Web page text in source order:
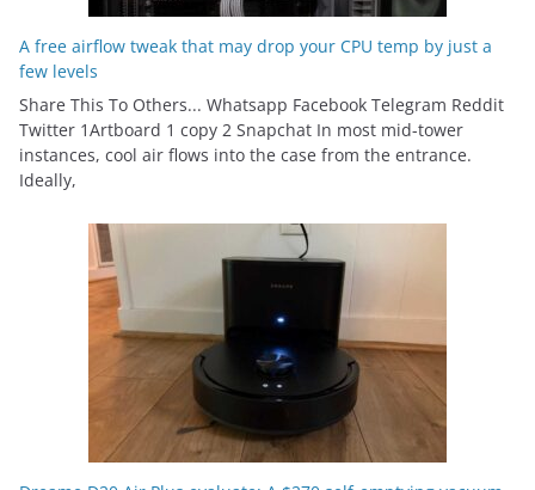
A free airflow tweak that may drop your CPU temp by just a
few levels
Share This To Others... Whatsapp Facebook Telegram Reddit
Twitter 1Artboard 1 copy 2 Snapchat In most mid-tower
instances, cool air flows into the case from the entrance.
Ideally,